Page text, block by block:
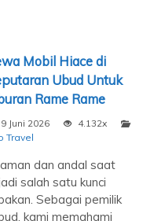
Mobil Hiace di
Ubud Untuk
Rame Rame
9 Juni 2026
4.132x
Travel
dan andal saat
salah satu kunci
Sebagai pemilik
kami memahami